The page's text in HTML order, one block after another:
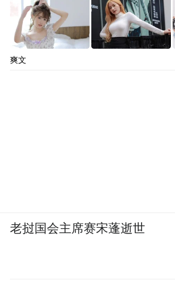
爽文
老挝国会主席赛宋蓬逝世